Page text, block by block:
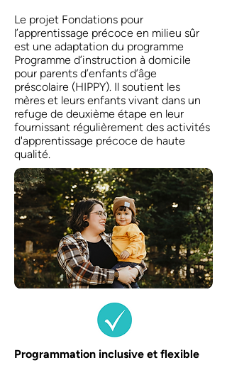
Le projet Fondations pour
l’apprentissage précoce en milieu sûr
est une adaptation du programme
Programme d’instruction à domicile
pour parents d’enfants d’âge
préscolaire (HIPPY). Il soutient les
mères et leurs enfants vivant dans un
refuge de deuxième étape en leur
fournissant régulièrement des activités
d'apprentissage précoce de haute
qualité.
Programmation inclusive et flexible